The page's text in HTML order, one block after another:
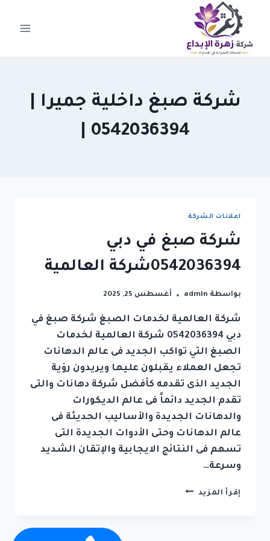
التجاوز
المحتوى
شركة صبغ داخلية جميرا |
0542036394 |
اعلانات الشركة
شركة صبغ في دبي
0542036394شركة العالمية
بواسطة admin أغسطس 25, 2025
شركة العالمية لخدمات الصبغ شركة صبغ في
دبي 0542036394 شركة العالمية لخدمات
الصبغ التي تواكب الجديد فى عالم الدهانات
تجعل العملاء يقبلون عليها ويريدون رؤية
الجديد الذى تقدمه كأفضل شركة دهانات والتى
تقدم الجديد دائماً فى عالم الديكورات
والدهانات الجديدة والأساليب الحديثة فى
عالم الدهانات وحتى الأدوات الجديدة التى
تسهم فى النتائج الايجابية والإتقان الشديد
وسرعة…
إقرأ المزيد شركة